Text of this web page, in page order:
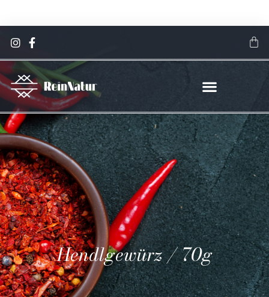
Jetzt sparen! 15 % Rabatt auf alle Gewürze & Spezialsalze
Hendlgewürz / 70g